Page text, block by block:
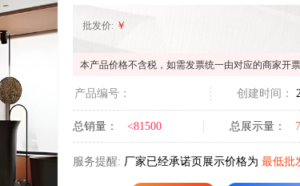
批发价: ￥
本产品价格不含税，如需发票统一由对应的商家开
产品编号： 创建时间：
总销量： <81500 总展示量：
服务提醒: 厂家已经承诺页展示价格为 最低批